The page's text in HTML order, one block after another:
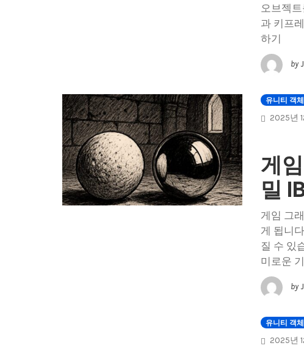
오브젝
과 키프
하기
by
유니티 객
2025년
게
밀
게임 그
게 됩니
질 수 있
미로운
by
유니티 객
2025년